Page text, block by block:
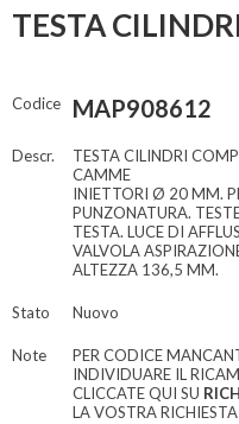
TESTA
Codice MAP908612
Descr.
TESTA CILINDRI
CAMME
INIETTORI Ø 20 MM.
PUNZONATURA.
TESTA. LUCE DI
VALVOLA
ALTEZZA 136,5 MM.
Stato Nuovo
Note
PER CODICE
INDIVIDUARE IL
CLICCATE QUI SU
LA VOSTRA